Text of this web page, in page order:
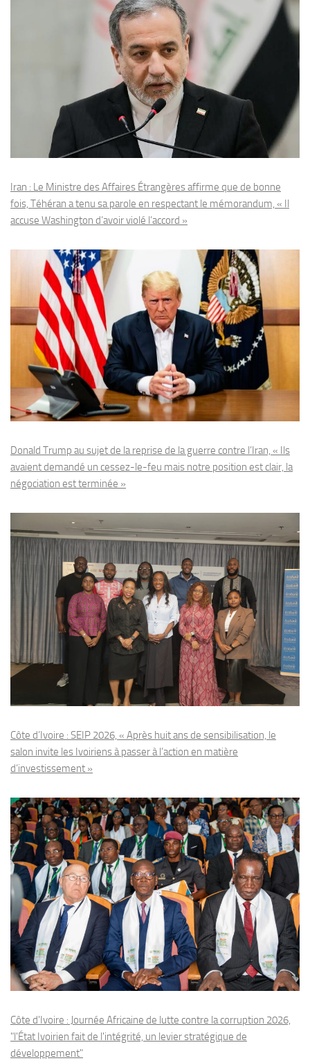
Iran : Le Ministre des Affaires Étrangères affirme que de bonne
fois, Téhéran a tenu sa parole en respectant le mémorandum, « Il
accuse Washington d’avoir violé l’accord »
Donald Trump au sujet de la reprise de la guerre contre l’Iran, « Ils
avaient demandé un cessez-le-feu mais notre position est clair, la
négociation est terminée »
Côte d’Ivoire : SEIP 2026, « Après huit ans de sensibilisation, le
salon invite les Ivoiriens à passer à l’action en matière
d’investissement »
Côte d'Ivoire : Journée Africaine de lutte contre la corruption 2026,
"l'État Ivoirien fait de l'intégrité, un levier stratégique de
développement"